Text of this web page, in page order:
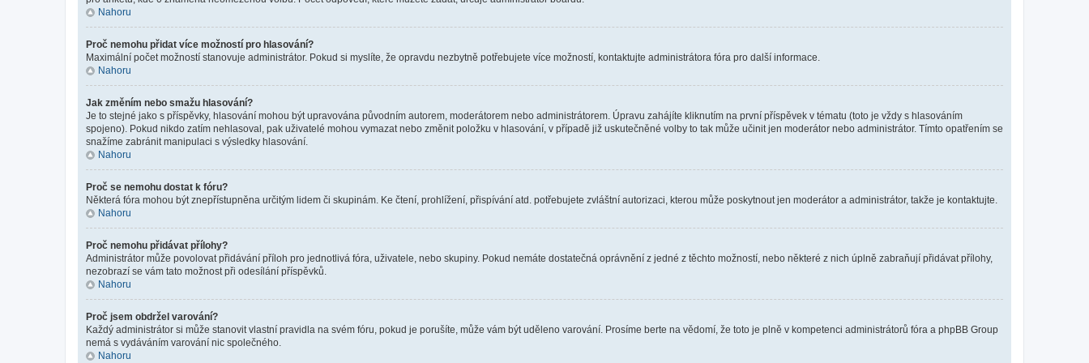
Nahoru
Proč nemohu přidat více možností pro hlasování?
Maximální počet možností stanovuje administrátor. Pokud si myslíte, že opravdu nezbytně potřebujete více možností, kontaktujte administrátora fóra pro další informace.
Nahoru
Jak změním nebo smažu hlasování?
Je to stejné jako s příspěvky, hlasování mohou být upravována původním autorem, moderátorem nebo administrátorem. Úpravu zahájíte kliknutím na první příspěvek v tématu (toto je vždy s hlasováním
spojeno). Pokud nikdo zatím nehlasoval, pak uživatelé mohou vymazat nebo změnit položku v hlasování, v případě již uskutečněné volby to tak může učinit jen moderátor nebo administrátor. Tímto opatřením se
snažíme zabránit manipulaci s výsledky hlasování.
Nahoru
Proč se nemohu dostat k fóru?
Některá fóra mohou být znepřístupněna určitým lidem či skupinám. Ke čtení, prohlížení, přispívání atd. potřebujete zvláštní autorizaci, kterou může poskytnout jen moderátor a administrátor, takže je kontaktujte.
Nahoru
Proč nemohu přidávat přílohy?
Administrátor může povolovat přidávání příloh pro jednotlivá fóra, uživatele, nebo skupiny. Pokud nemáte dostatečná oprávnění z jedné z těchto možností, nebo některé z nich úplně zabraňují přidávat přílohy,
nezobrazí se vám tato možnost při odesílání příspěvků.
Nahoru
Proč jsem obdržel varování?
Každý administrátor si může stanovit vlastní pravidla na svém fóru, pokud je porušíte, může vám být uděleno varování. Prosíme berte na vědomí, že toto je plně v kompetenci administrátorů fóra a phpBB Group
nemá s vydáváním varování nic společného.
Nahoru